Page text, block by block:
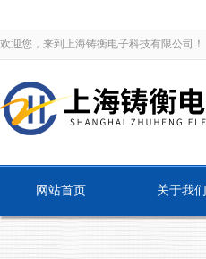
欢迎您，来到上海铸衡电子科技有限公司！
网站首页 关于我们